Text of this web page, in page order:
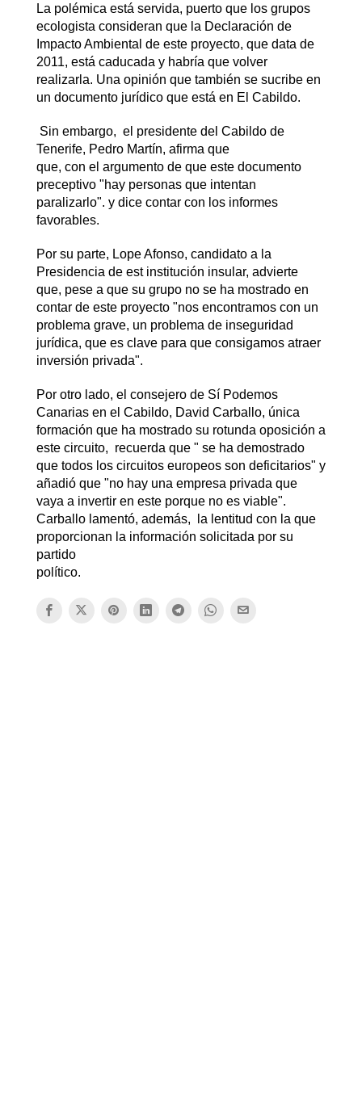
La polémica está servida, puerto que los grupos
ecologista consideran que la Declaración de
Impacto Ambiental de este proyecto, que data de
2011, está caducada y habría que volver
realizarla. Una opinión que también se sucribe en
un documento jurídico que está en El Cabildo.
Sin embargo, el presidente del Cabildo de
Tenerife, Pedro Martín, afirma que
que, con el argumento de que este documento
preceptivo "hay personas que intentan
paralizarlo". y dice contar con los informes
favorables.
Por su parte, Lope Afonso, candidato a la
Presidencia de est institución insular, advierte
que, pese a que su grupo no se ha mostrado en
contar de este proyecto "nos encontramos con un
problema grave, un problema de inseguridad
jurídica, que es clave para que consigamos atraer
inversión privada".
Por otro lado, el consejero de Sí Podemos
Canarias en el Cabildo, David Carballo, única
formación que ha mostrado su rotunda oposición a
este circuito, recuerda que " se ha demostrado
que todos los circuitos europeos son deficitarios" y
añadió que "no hay una empresa privada que
vaya a invertir en este porque no es viable".
Carballo lamentó, además, la lentitud con la que
proporcionan la información solicitada por su
partido
político.